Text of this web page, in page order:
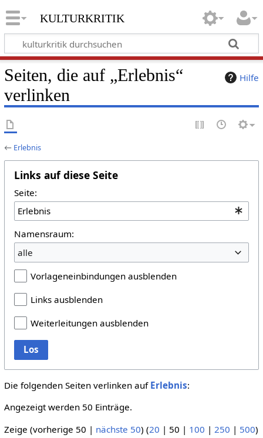
kulturkritik
Hilfe
Seiten, die auf „Erlebnis“
verlinken
← Erlebnis
Links auf diese Seite
Seite:
Namensraum:
alle
Vorlageneinbindungen ausblenden
Links ausblenden
Weiterleitungen ausblenden
Los
Die folgenden Seiten verlinken auf Erlebnis:
Angezeigt werden 50 Einträge.
Zeige (vorherige 50 | nächste 50) (20 | 50 | 100 | 250 | 500)